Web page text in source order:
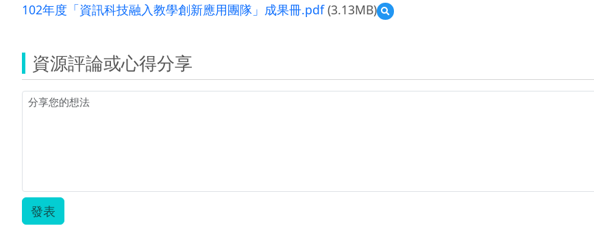
102年度「資訊科技融入教學創新應用團隊」成果冊.pdf(3.13MB)
預
覽
訊
新
資源評論或心得分享
發表